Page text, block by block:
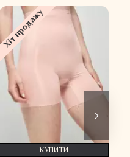
Хіт продажу
КУПИТИ